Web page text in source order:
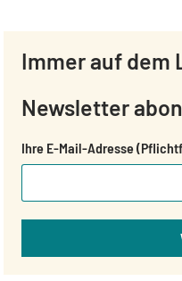
Immer auf dem
Newsletter
Ihre E-Mail-Adresse